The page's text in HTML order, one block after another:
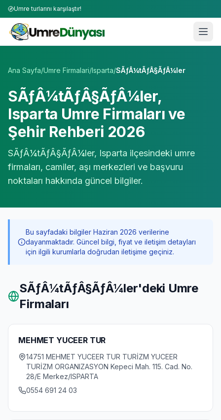
Umre turlarını karşılaştır!
Ana Sayfa/Umre Firmalari/Isparta/SÃƒÂ¼tÃƒÂ§ÃƒÂ¼ler
SÃƒÂ¼tÃƒÂ§ÃƒÂ¼ler,
Isparta Umre Firmaları ve
Şehir Rehberi 2026
SÃƒÂ¼tÃƒÂ§ÃƒÂ¼ler, Isparta ilçesindeki umre
firmaları, camiler, aşı merkezleri ve başvuru
noktaları hakkında güncel bilgiler.
Bu sayfadaki bilgiler Haziran 2026 verilerine
dayanmaktadır. Güncel bilgi, fiyat ve iletişim detayları
için ilgili kurumlarla doğrudan iletişime geçiniz.
SÃƒÂ¼tÃƒÂ§ÃƒÂ¼ler'deki Umre
Firmaları
MEHMET YUCEER TUR
14751 MEHMET YUCEER TUR TURİZM YUCEER
TURİZM ORGANIZASYON Kepeci Mah. 115. Cad. No.
28/E Merkez/ISPARTA
0554 691 24 03